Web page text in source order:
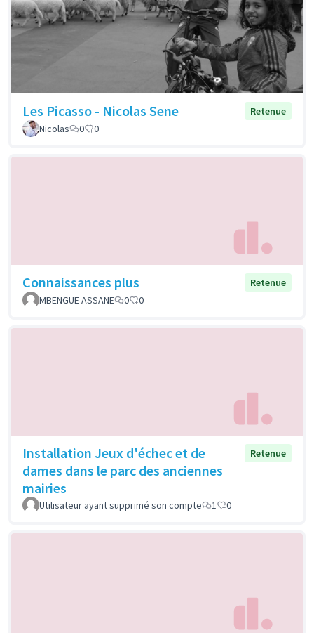
Les Picasso - Nicolas Sene
Retenue
Nicolas
0 0
Connaissances plus
Retenue
MBENGUE ASSANE
0 0
Installation Jeux d'échec et de
dames dans le parc des anciennes
mairies
Retenue
Utilisateur ayant supprimé son compte 1 0